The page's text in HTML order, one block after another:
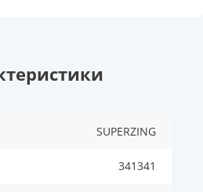
SUPERZING
341341